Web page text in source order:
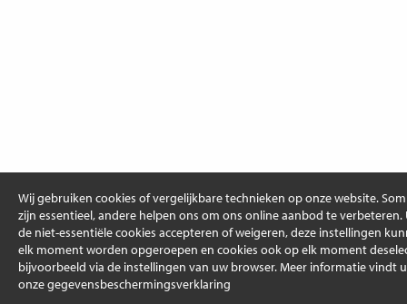
Wij gebruiken cookies of vergelijkbare technieken op onze website.
zijn essentieel, andere helpen ons om ons online aanbod te verbeteren.
de niet-essentiële cookies accepteren of weigeren, deze instellingen
elk moment worden opgeroepen en cookies ook op elk moment
bijvoorbeeld via de instellingen van uw browser. Meer informatie vindt
onze gegevensbeschermingsverklaring